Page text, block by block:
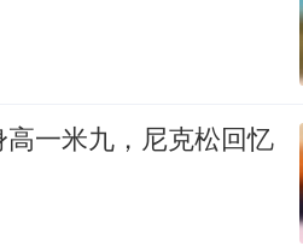
一米九，尼克松回忆